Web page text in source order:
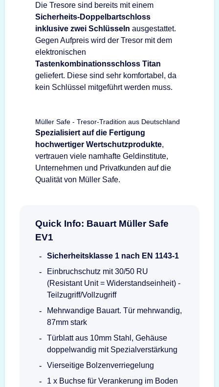
Die Tresore sind bereits mit einem
Sicherheits-Doppelbartschloss
inklusive zwei Schlüsseln ausgestattet.
Gegen Aufpreis wird der Tresor mit dem
elektronischen
Tastenkombinationsschloss Titan
geliefert. Diese sind sehr komfortabel, da
kein Schlüssel mitgeführt werden muss.
Müller Safe - Tresor-Tradition aus Deutschland
Spezialisiert auf die Fertigung
hochwertiger Wertschutzprodukte,
vertrauen viele namhafte Geldinstitute,
Unternehmen und Privatkunden auf die
Qualität von Müller Safe.
Quick Info: Bauart Müller Safe
EV1
Sicherheitsklasse 1 nach EN 1143-1
Einbruchschutz mit 30/50 RU
(Resistant Unit = Widerstandseinheit) -
Teilzugriff/Vollzugriff
Mehrwandige Bauart. Tür mehrwandig,
87mm stark
Türblatt aus 10mm Stahl, Gehäuse
doppelwandig mit Spezialverstärkung
Vierseitige Bolzenverriegelung
1 x Buchse für Verankerung im Boden